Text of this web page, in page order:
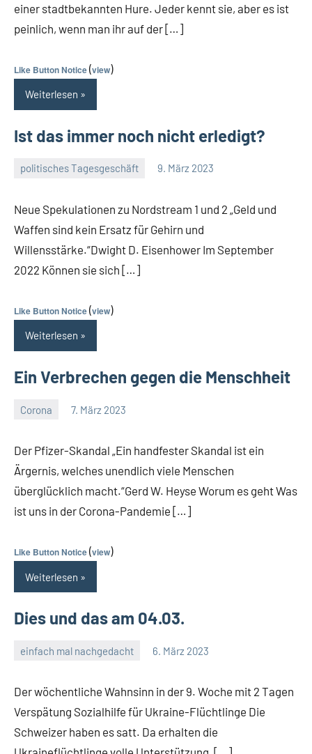
einer stadtbekannten Hure. Jeder kennt sie, aber es ist
peinlich, wenn man ihr auf der […]
Like Button Notice(view)
Weiterlesen
Ist das immer noch nicht erledigt?
politisches Tagesgeschäft 9. März 2023
Guetti
Ein
Neue Spekulationen zu Nordstream 1 und 2 „Geld und
Waffen sind kein Ersatz für Gehirn und
Willensstärke.“Dwight D. Eisenhower Im September
2022 Können sie sich […]
Like Button Notice(view)
Weiterlesen
Ein Verbrechen gegen die Menschheit
Corona 7. März 2023
Der Pfizer-Skandal „Ein handfester Skandal ist ein
Ärgernis, welches unendlich viele Menschen
überglücklich macht.“Gerd W. Heyse Worum es geht Was
ist uns in der Corona-Pandemie […]
Like Button Notice(view)
Weiterlesen
Dies und das am 04.03.
einfach mal nachgedacht 6. März 2023
Der wöchentliche Wahnsinn in der 9. Woche mit 2 Tagen
Verspätung Sozialhilfe für Ukraine-Flüchtlinge Die
Schweizer haben es satt. Da erhalten die